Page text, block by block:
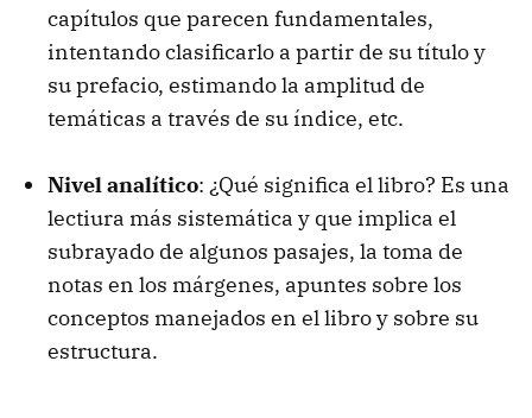
capítulos que parecen fundamentales,
intentando clasificarlo a partir de su título y
su prefacio, estimando la amplitud de
temáticas a través de su índice, etc.
Nivel analítico: ¿Qué significa el libro? Es una
lectiura más sistemática y que implica el
subrayado de algunos pasajes, la toma de
notas en los márgenes, apuntes sobre los
conceptos manejados en el libro y sobre su
estructura.